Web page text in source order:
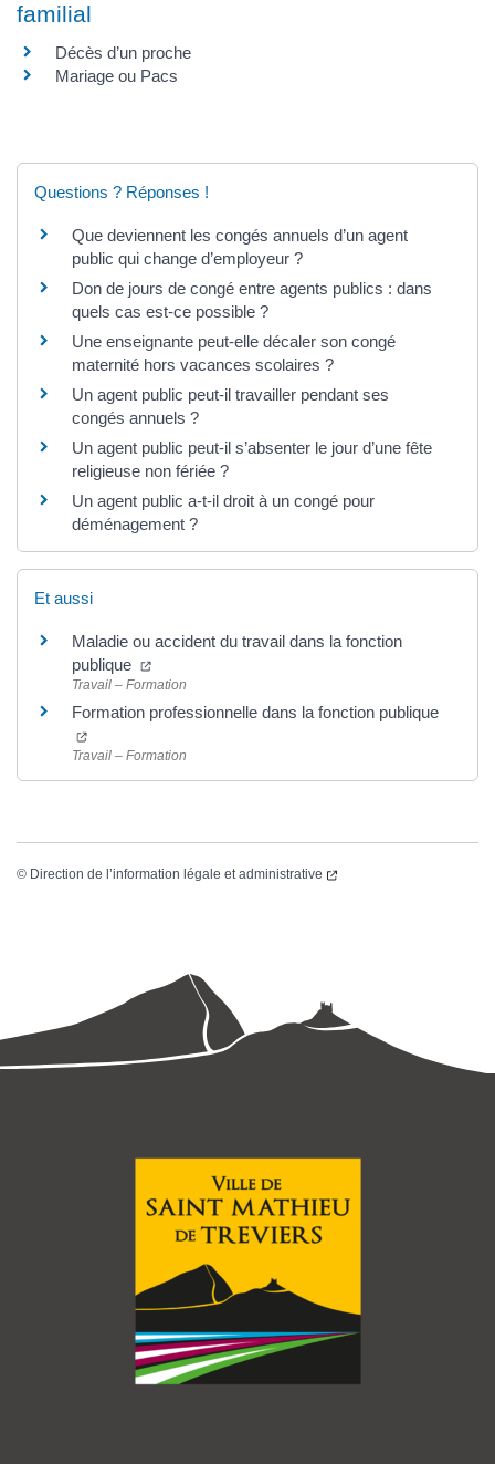
familial
Décès d’un proche
Mariage ou Pacs
Questions ? Réponses !
Que deviennent les congés annuels d’un agent
public qui change d’employeur ?
Don de jours de congé entre agents publics : dans
quels cas est-ce possible ?
Une enseignante peut-elle décaler son congé
maternité hors vacances scolaires ?
Un agent public peut-il travailler pendant ses
congés annuels ?
Un agent public peut-il s’absenter le jour d’une fête
religieuse non fériée ?
Un agent public a-t-il droit à un congé pour
déménagement ?
Et aussi
Maladie ou accident du travail dans la fonction
publique
Travail – Formation
Formation professionnelle dans la fonction publique
Travail – Formation
© Direction de l’information légale et administrative